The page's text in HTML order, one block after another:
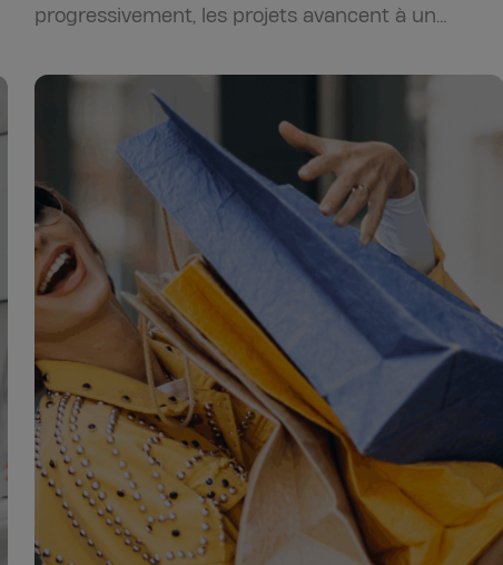
progressivement, les projets avancent à un